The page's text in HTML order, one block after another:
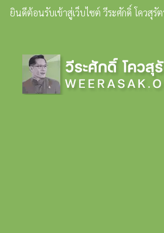
ยินดีต้อนรับเข้าสู่เว็บไซต์ วีระศักดิ์ โควสุรั